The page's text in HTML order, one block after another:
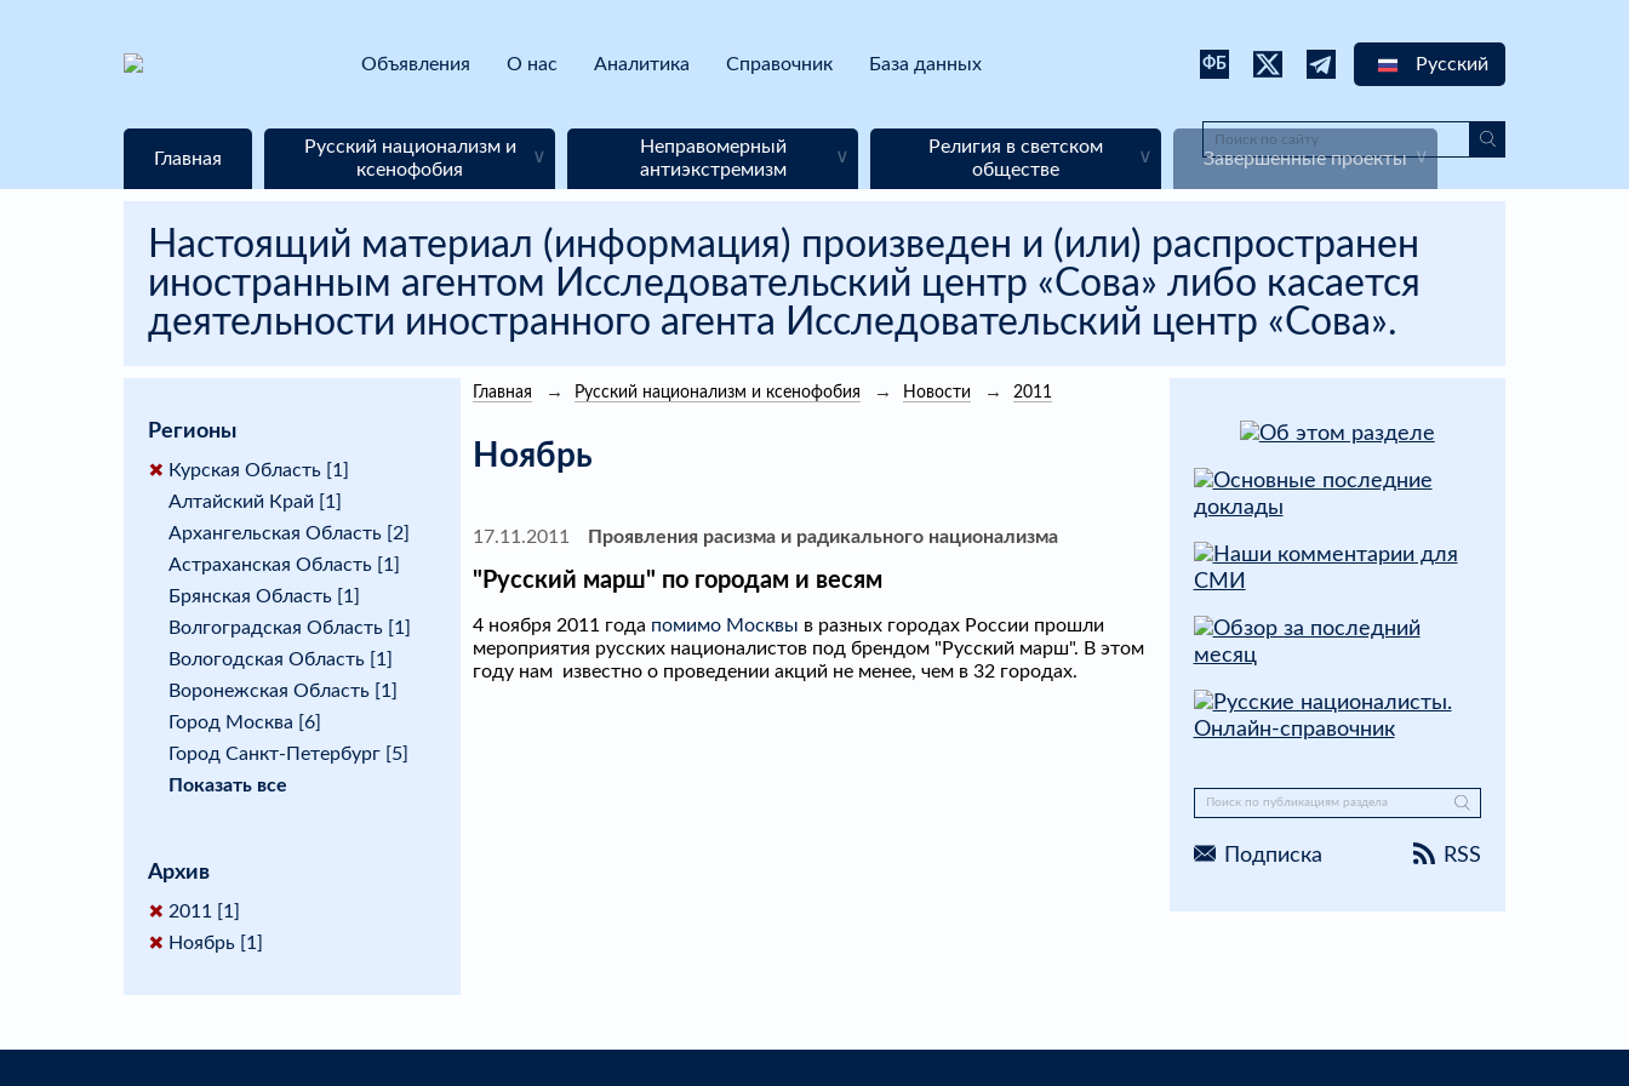
Объявления О нас Аналитика Справочник База данных ФБ Русский
Главная
Русский национализм и
ксенофобия
Неправомерный
антиэкстремизм
Религия в светском
обществе
Завершенные проекты
Настоящий материал (информация) произведен и (или) распространен
иностранным агентом Исследовательский центр «Сова» либо касается
деятельности иностранного агента Исследовательский центр «Сова».
Регионы
Курская Область [1]
Алтайский Край [1]
Архангельская Область [2]
Астраханская Область [1]
Брянская Область [1]
Волгоградская Область [1]
Вологодская Область [1]
Воронежская Область [1]
Город Москва [6]
Город Санкт-Петербург [5]
Показать все
Архив
2011 [1]
Ноябрь [1]
Главная Русский национализм и ксенофобия Новости 2011
Ноябрь
17.11.2011 Проявления расизма и радикального национализма
"Русский марш" по городам и весям
4 ноября 2011 года помимо Москвы в разных городах России прошли
мероприятия русских националистов под брендом "Русский марш". В этом
году нам известно о проведении акций не менее, чем в 32 городах.
Подписка RSS